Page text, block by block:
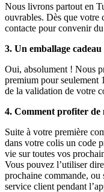
Nous livrons partout en
ouvrables. Dès que votre
contacte pour convenir
3. Un emballage
Oui, absolument ! Nous
premium pour
de la validation de votre
4. Comment profiter de
Suite à votre première
dans votre colis un code
vie sur toutes vos
Vous pouvez l’utiliser
prochaine commande,
service client pendant